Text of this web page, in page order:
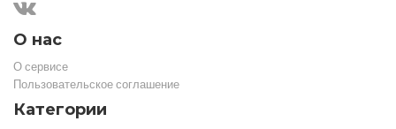
О нас
О сервисе
Пользовательское соглашение
Категории